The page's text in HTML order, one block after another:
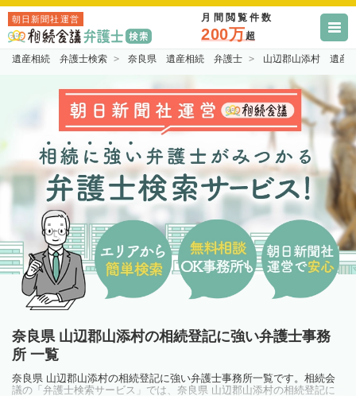
朝日新聞社運営 月間閲覧件数
200万超
遺産相続 弁護士検索 奈良県 遺産相続 弁護士 山辺郡山添村 遺産
奈良県 山辺郡山添村の相続登記に強い弁護士事務
所 一覧
奈良県 山辺郡山添村の相続登記に強い弁護士事務所一覧です。相続会
議の「弁護士検索サービス」では、奈良県 山辺郡山添村の相続登記に